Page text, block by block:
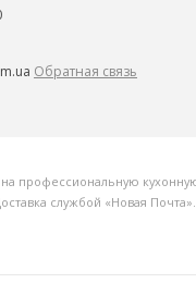
Обратная связь
профессиональную
службой «Новая